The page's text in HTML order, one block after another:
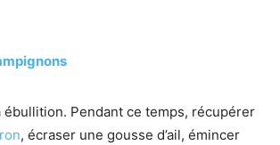
ébullition. Pendant ce temps, récupérer
, écraser une gousse d’ail, émincer